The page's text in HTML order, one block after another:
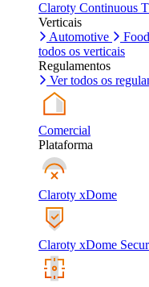
Claroty Continuous
Verticais
Automotive
todos os verticais
Regulamentos
Ver todos os
Comercial
Plataforma
Claroty xDome
Claroty xDome